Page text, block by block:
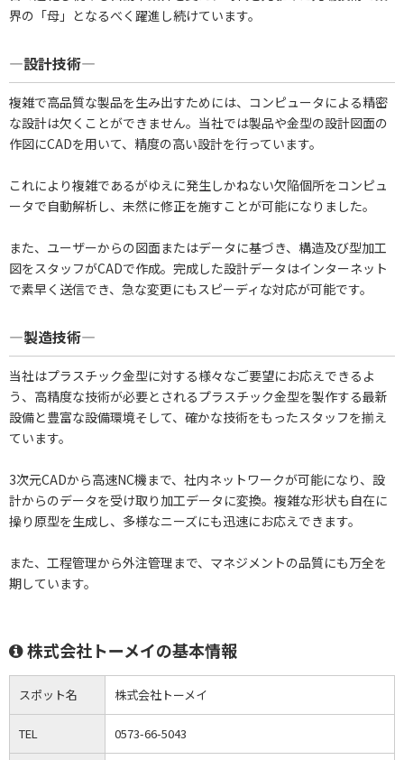
界の「母」となるべく躍進し続けています。
―設計技術―
複雑で高品質な製品を生み出すためには、コンピュータによる精密
な設計は欠くことができません。当社では製品や金型の設計図面の
作図にCADを用いて、精度の高い設計を行っています。
これにより複雑であるがゆえに発生しかねない欠陥個所をコンピュ
ータで自動解析し、未然に修正を施すことが可能になりました。
また、ユーザーからの図面またはデータに基づき、構造及び型加工
図をスタッフがCADで作成。完成した設計データはインターネット
で素早く送信でき、急な変更にもスピーディな対応が可能です。
―製造技術―
当社はプラスチック金型に対する様々なご要望にお応えできるよ
う、高精度な技術が必要とされるプラスチック金型を製作する最新
設備と豊富な設備環境そして、確かな技術をもったスタッフを揃え
ています。
3次元CADから高速NC機まで、社内ネットワークが可能になり、設
計からのデータを受け取り加工データに変換。複雑な形状も自在に
操り原型を生成し、多様なニーズにも迅速にお応えできます。
また、工程管理から外注管理まで、マネジメントの品質にも万全を
期しています。
株式会社トーメイの基本情報
スポット名 株式会社トーメイ
TEL 0573-66-5043